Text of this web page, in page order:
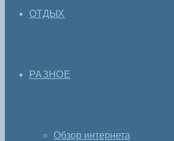
ОТДЫХ
РАЗНОЕ
Обзор интернета